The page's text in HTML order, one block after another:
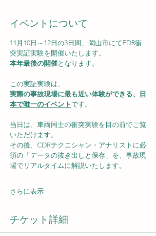
イベントについて
11月10日～12日の3日間、岡山市にてEDR衝
突実証実験を開催いたします。
本年最後の開催となります。
この実証実験は、
実際の事故現場に最も近い体験ができる、
日
本で唯一のイベントです。
当日は、車両同士の衝突実験を目の前でご覧
いただけます。
その後、CDRテクニシャン・アナリストに必
須の「データの抜き出しと保存」を、事故現
場でリアルタイムに解説いたします。
さらに表示
チケット詳細